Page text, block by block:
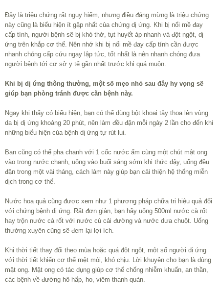
Đây là triệu chứng rất nguy hiểm, nhưng điều đáng mừng là triệu chứng
này cũng là biểu hiện ít gặp nhất của chứng dị ứng. Khi bị nổi mề đay
cấp tính, người bệnh sẽ bị khó thở, tụt huyết áp nhanh và đột ngột, dị
ứng trên khắp cơ thể. Nên nhớ khi bị nổi mề đay cấp tính cần được
nhanh chóng cấp cứu ngay lập tức, tốt nhất là nên nhanh chóng đưa
người bệnh tới cơ sở y tế gần nhất trước khi quá muộn.
Khi bị dị ứng thông thường, một số mẹo nhỏ sau đây hy vọng sẽ
giúp bạn phòng tránh được căn bệnh này.
Ngay khi thấy có biểu hiện, bạn có thể dùng bột khoai tây thoa lên vùng
da bị dị ứng khoảng 20 phút, nên làm đều đặn mỗi ngày 2 lần cho đến khi
những biểu hiện của bệnh dị ứng tự rút lui.
Bạn cũng có thể pha chanh với 1 cốc nước ấm cùng một chút mật ong
vào trong nước chanh, uống vào buổi sáng sớm khi thức dậy, uống đều
đặn trong một vài tháng, cách làm này giúp bạn cải thiện hệ thống miễn
dịch trong cơ thể.
Nước hoa quả cũng được xem như 1 phương pháp chữa trị hiệu quả đối
với chứng bệnh dị ứng. Rất đơn giản, bạn hãy uống 500ml nước cà rốt
hay trộn nước cà rốt với nước củ cải đường và nước dưa chuột. Uống
thường xuyên cũng sẽ đem lại lợi ích.
Khi thời tiết thay đổi theo mùa hoặc quá đột ngột, một số người dị ứng
với thời tiết khiến cơ thể mệt mỏi, khó chịu. Lời khuyên cho bạn là dùng
mật ong. Mật ong có tác dụng giúp cơ thể chống nhiễm khuẩn, an thần,
các bệnh về đường hô hấp, ho, viêm thanh quản.